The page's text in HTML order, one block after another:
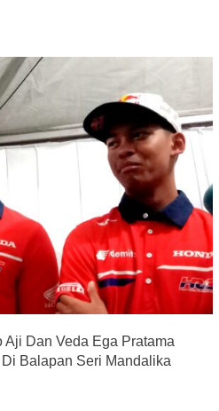
Dan Veda Ega Pratama
Balapan Seri Mandalika